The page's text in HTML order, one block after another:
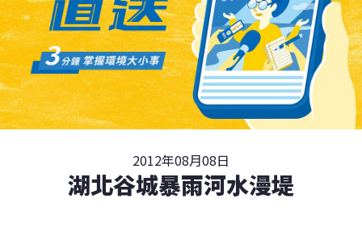
2012年08月08日
湖北谷城暴雨河水漫堤